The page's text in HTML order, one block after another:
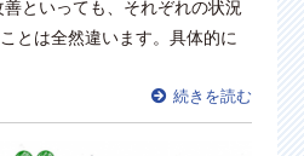
といっても、それぞれの状況
とは全然違います。具体的に
続きを読む